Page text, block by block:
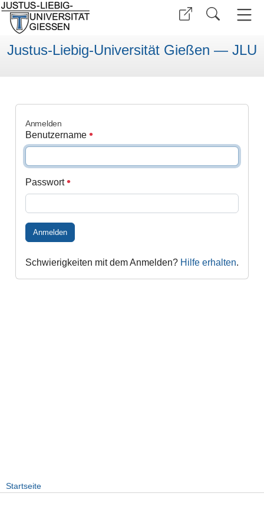
Justus-Liebig-Universität Gießen — JLU
Anmelden
Benutzername
Passwort
Anmelden
Schwierigkeiten mit dem Anmelden? Hilfe erhalten.
Startseite